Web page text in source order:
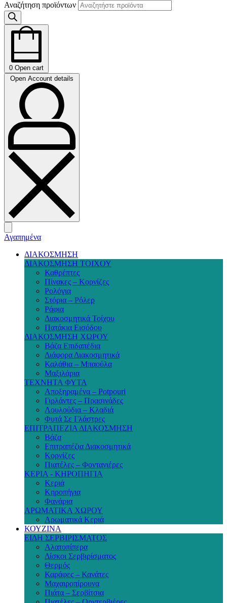
Αναζήτηση προϊόντων
0 Open cart
Open Account details
Αγαπημένα
ΔΙΑΚΟΣΜΗΣΗ
ΔΙΑΚΟΣΜΗΣΗ ΤΟΙΧΟΥ
Καθρέπτες
Πίνακες – Κορνίζες
Ρολόγια
Στόρια – Ρόλερ
Ράφια
Διακοσμητικά Τοίχου
Πατάκια Εισόδου
ΔΙΑΚΟΣΜΗΣΗ ΧΩΡΟΥ
Βάζα Επιδαπέδια
Διάφορα Διακοσμητικά
Καλάθια – Μπαούλα
Μαξιλάρια
ΤΕΧΝΗΤΑ ΦΥΤΑ
Αποξηραμένα – Potpouri
Γιρλάντες – Πρασινάδες
Λουλούδια – Κλαδιά
Φυτά Σε Γλάστρες
ΕΠΙΤΡΑΠΕΖΙΑ ΔΙΑΚΟΣΜΗΣΗ
Βάζα
Επιτραπέζια Διακοσμητικά
Κορνίζες
Πιατέλες – Φοντανιέρες
ΚΕΡΙΑ - ΚΗΡΟΠΗΓΙΑ
Κεριά
Κηροπήγια
Φανάρια
ΑΡΩΜΑΤΙΚΑ ΧΩΡΟΥ
Αρωματικά Κεριά
ΚΟΥΖΙΝΑ
ΕΙΔΗ ΣΕΡΒΙΡΙΣΜΑΤΟΣ
Αλατοπίπερα
Δίσκοι Σερβιρίσματος
Θερμός
Καράφες – Κανάτες
Μαχαιροπίρουνα
Πιάτα – Σερβίτσια